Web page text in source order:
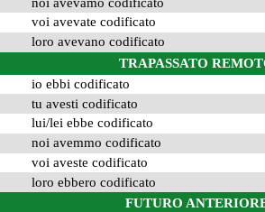
voi avevate codificato
loro avevano codificato
TRAPASSATO
io ebbi codificato
tu avesti codificato
lui/lei ebbe codificato
noi avemmo codificato
voi aveste codificato
loro ebbero codificato
FUTURO